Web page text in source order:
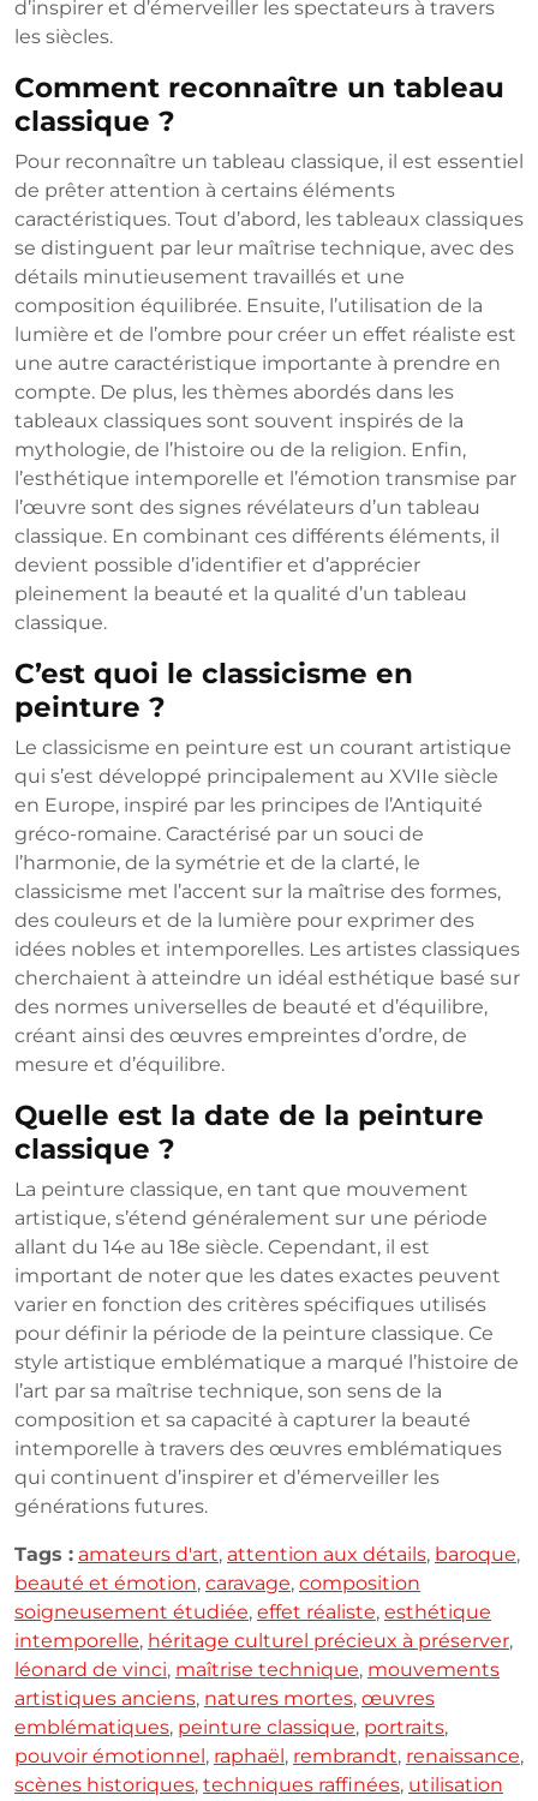
d’inspirer et d’émerveiller les spectateurs à travers
les siècles.
Comment reconnaître un tableau
classique ?
Pour reconnaître un tableau classique, il est essentiel
de prêter attention à certains éléments
caractéristiques. Tout d’abord, les tableaux classiques
se distinguent par leur maîtrise technique, avec des
détails minutieusement travaillés et une
composition équilibrée. Ensuite, l’utilisation de la
lumière et de l’ombre pour créer un effet réaliste est
une autre caractéristique importante à prendre en
compte. De plus, les thèmes abordés dans les
tableaux classiques sont souvent inspirés de la
mythologie, de l’histoire ou de la religion. Enfin,
l’esthétique intemporelle et l’émotion transmise par
l’œuvre sont des signes révélateurs d’un tableau
classique. En combinant ces différents éléments, il
devient possible d’identifier et d’apprécier
pleinement la beauté et la qualité d’un tableau
classique.
C’est quoi le classicisme en
peinture ?
Le classicisme en peinture est un courant artistique
qui s’est développé principalement au XVIIe siècle
en Europe, inspiré par les principes de l’Antiquité
gréco-romaine. Caractérisé par un souci de
l’harmonie, de la symétrie et de la clarté, le
classicisme met l’accent sur la maîtrise des formes,
des couleurs et de la lumière pour exprimer des
idées nobles et intemporelles. Les artistes classiques
cherchaient à atteindre un idéal esthétique basé sur
des normes universelles de beauté et d’équilibre,
créant ainsi des œuvres empreintes d’ordre, de
mesure et d’équilibre.
Quelle est la date de la peinture
classique ?
La peinture classique, en tant que mouvement
artistique, s’étend généralement sur une période
allant du 14e au 18e siècle. Cependant, il est
important de noter que les dates exactes peuvent
varier en fonction des critères spécifiques utilisés
pour définir la période de la peinture classique. Ce
style artistique emblématique a marqué l’histoire de
l’art par sa maîtrise technique, son sens de la
composition et sa capacité à capturer la beauté
intemporelle à travers des œuvres emblématiques
qui continuent d’inspirer et d’émerveiller les
générations futures.
Tags : amateurs d'art, attention aux détails, baroque,
beauté et émotion, caravage, composition
soigneusement étudiée, effet réaliste, esthétique
intemporelle, héritage culturel précieux à préserver,
léonard de vinci, maîtrise technique, mouvements
artistiques anciens, natures mortes, œuvres
emblématiques, peinture classique, portraits,
pouvoir émotionnel, raphaël, rembrandt, renaissance,
scènes historiques, techniques raffinées, utilisation